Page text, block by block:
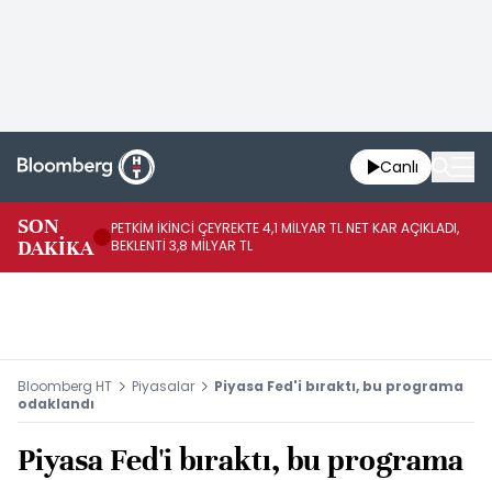
Canlı
SON
DAKİKA
PETKİM İKİNCİ ÇEYREKTE 4,1 MİLYAR TL NET KAR AÇIKLADI,
BEKLENTİ 3,8 MİLYAR TL
Bloomberg HT Piyasalar
Piyasa Fed'i bıraktı, bu programa
odaklandı
Piyasa Fed'i bıraktı, bu programa